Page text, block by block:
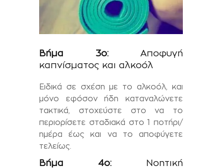
Βήμα 3ο:Αποφυγή
καπνίσματος και αλκοόλ
Ειδικά σε σχέση με το αλκοόλ, και
μόνο εφόσον ήδη καταναλώνετε
τακτικά, στοχεύστε στο να το
περιορίσετε σταδιακά στο 1 ποτήρι/
ημέρα έως και να το αποφύγετε
τελείως.
Βήμα 4ο: Νοητική